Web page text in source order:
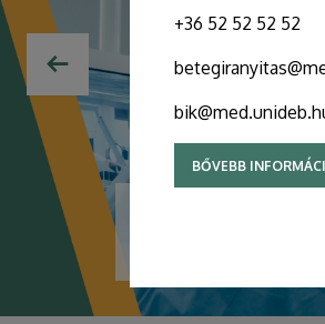
+36 52 52 52 52
BŐVEBB